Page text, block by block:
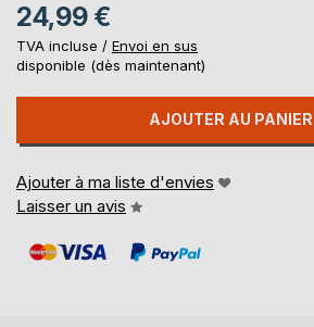
24,99 €
TVA incluse / Envoi en sus
disponible (dès maintenant)
AJOUTER AU PANIER
Ajouter à ma liste d'envies
Laisser un avis